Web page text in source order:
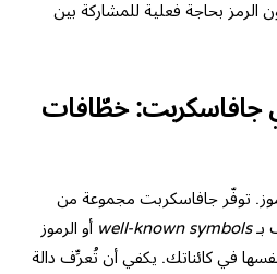
الرمز بحاجة فعلية للمشاركة بين
جافاسكربت: خطّافات
توفّر جافاسكربت مجموعة من
بـwell-known symbols أو الرموز
في كائناتك. يكفي أن تُعرِّف دالة